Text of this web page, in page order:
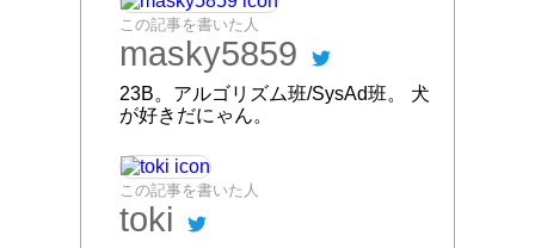
この記事を書いた人
masky5859
23B。アルゴリズム班/SysAd班。 犬
が好きだにゃん。
この記事を書いた人
toki